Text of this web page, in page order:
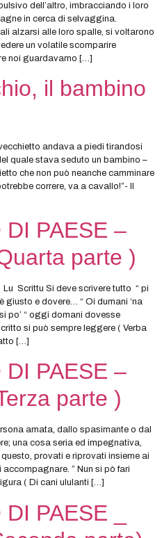
dell’altro, imbracciando i loro
in cerca di selvaggina.
alzarsi alle loro spalle, si voltarono
un volatile scomparire
noi guardavamo […]
il bambino
andava a piedi tirandosi
quale stava seduto un bambino –
che non può neanche camminare
correre, va a cavallo!”- Il
PAESE –
parte )
scrivere tutto “ pi
giusto e dovere… “ Oi dumani ‘na
po’ “ oggi domani dovesse
si può sempre leggere ( Verba
[…]
PAESE –
parte )
amata, dallo spasimante o dal
una cosa seria ed impegnativa,
provati e riprovati insieme ai
” Nun si pò fari
( Di cani ululanti […]
PAESE _